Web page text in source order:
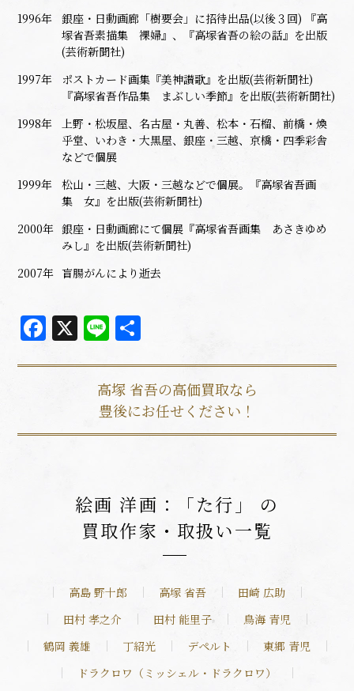
1996年
銀座・日動画廊「樹要会」に招待出品(以後３回) 『高
塚省吾素描集 裸婦』、『高塚省吾の絵の話』を出版
(芸術新聞社)
1997年
ポストカード画集『美神讃歌』を出版(芸術新聞社)
『高塚省吾作品集 まぶしい季節』を出版(芸術新聞社)
1998年
上野・松坂屋、名古屋・丸善、松本・石榴、前橋・煥
乎堂、いわき・大黒屋、銀座・三越、京橋・四季彩舎
などで個展
1999年
松山・三越、大阪・三越などで個展。『高塚省吾画
集 女』を出版(芸術新聞社)
2000年 銀座・日動画廊にて個展『高塚省吾画集 あさきゆめ
みし』を出版(芸術新聞社)
2007年 盲腸がんにより逝去
Facebook
X Line
高塚 省吾の高価買取なら
豊後にお任せください！
絵画 洋画：「た行」 の
買取作家・取扱い一覧
高島 野十郎 高塚 省吾
田崎 広助
田村 孝之介
田村 能里子
鳥海 青児
鶴岡 義雄
丁紹光 デペルト
東郷 青児
ドラクロワ（ミッシェル・ドラクロワ）